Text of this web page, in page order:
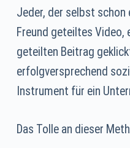
Jeder, der selbst schon
Freund geteiltes Video,
geteilten Beitrag
erfolgversprechend
Instrument für ein
Das Tolle an dieser